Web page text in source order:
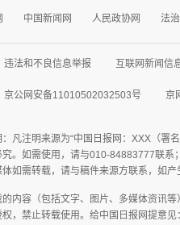
中国新闻网 人民政协网 法
违法和不良信息举报 互联网新闻信
京公网安备11010502032503号 京
凡注明来源为“中国日报网：XXX（署
。如需使用，请与010-84883777联系
如需转载，请与稿件来源方联系，如产
内容（包括文字、图片、多媒体资讯
权，禁止转载使用。给中国日报网提意